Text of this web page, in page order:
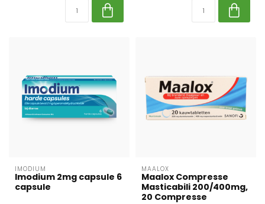
IMODIUM
Imodium 2mg capsule 6
capsule
MAALOX
Maalox Compresse
Masticabili 200/400mg,
20 Compresse